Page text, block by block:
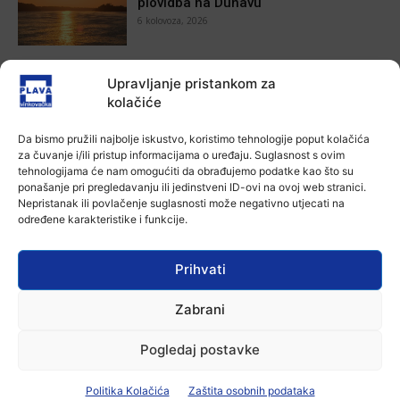
Upravljanje pristankom za
kolačiće
Da bismo pružili najbolje iskustvo, koristimo tehnologije poput kolačića
za čuvanje i/ili pristup informacijama o uređaju. Suglasnost s ovim
tehnologijama će nam omogućiti da obrađujemo podatke kao što su
ponašanje pri pregledavanju ili jedinstveni ID-ovi na ovoj web stranici.
Nepristanak ili povlačenje suglasnosti može negativno utjecati na
određene karakteristike i funkcije.
Prihvati
Zabrani
Pogledaj postavke
Politika Kolačića Zaštita osobnih podataka
6 kolovoza, 2026
Krimići, trileri, ljubavne priče i
povijesna fikcija najtraženiji su
knjižnici
6 kolovoza, 2026
Aktualno
Iz Vinkovačkog vodovoda i
kanalizacije najavljuju smanjenje
tlaka u vodovodnoj mreži
Aktualno
6 kolovoza, 2026